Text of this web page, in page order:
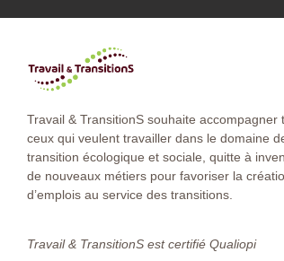
Travail & TransitionS souhaite accompagner
ceux qui veulent travailler dans le domaine
transition écologique et sociale, quitte à
de nouveaux métiers pour favoriser la
d’emplois au service des transitions.
Travail & TransitionS est certifié Qualiopi​